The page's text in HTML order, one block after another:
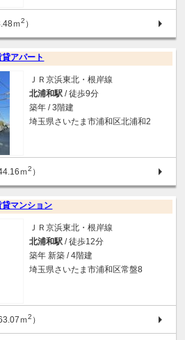
ｍ2 ）
アパート
ＪＲ京浜東北・根岸線
北浦和駅 / 徒歩9分
築年 / 3階建
埼玉県さいたま市浦和区北浦和2
ｍ2 ）
マンション
ＪＲ京浜東北・根岸線
北浦和駅 / 徒歩12分
築年 新築 / 4階建
埼玉県さいたま市浦和区常盤8
ｍ2 ）